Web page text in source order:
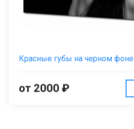
Красные губы на черном фоне
от 2000 ₽